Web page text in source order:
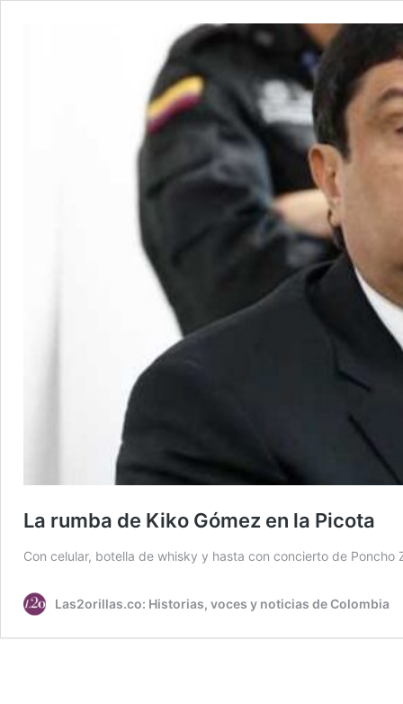
La rumba de Kiko Gómez en la Picota
Con celular, botella de whisky y hasta con concierto de
Las2orillas.co: Historias, voces y noticias de Colombia